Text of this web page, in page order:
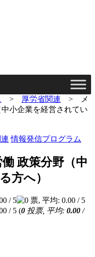
> 厚労省関連 >
メ
小企業を経営されてい
情報発信プログラム
政策分野（中
方へ）
(0 投票, 平均: 0.00 /